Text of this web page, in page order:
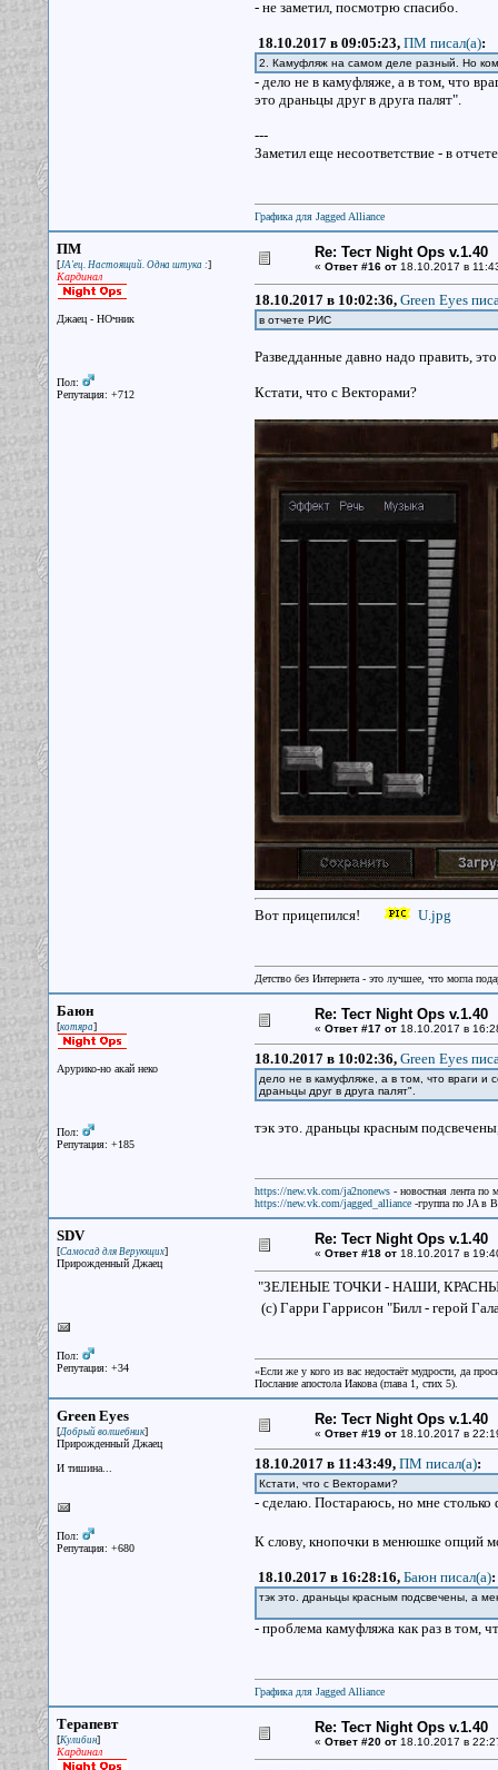
- не заметил, посмотрю спасибо.
18.10.2017 в 09:05:23, ПМ писал(a):
2. Камуфляж на самом деле разный. Но
- дело не в камуфляже, а в том, что
это драньцы друг в друга палят".
---
Заметил еще несоответствие - в
Графика для Jagged Alliance
ПМ
[JA'ец. Настоящий. Одна штука :]
Кардинал
Джаец - НОчник
Пол:
Репутация: +712
Re: Тест Night Ops v.1.40
« Ответ #16 от18.10.2017 в
18.10.2017 в 10:02:36, Green Eyes
в отчете РИС
Разведданные давно надо править,
Кстати, что с Векторами?
Вот прицепился! U.jpg
Детство без Интернета - это лучшее, что могла
Баюн
[котяра]
Арурико-но акай неко
Пол:
Репутация: +185
Re: Тест Night Ops v.1.40
« Ответ #17 от18.10.2017 в
18.10.2017 в 10:02:36, Green Eyes
дело не в камуфляже, а в том, что враги и
драньцы друг в друга палят".
тэк это. драньцы красным
https://new.vk.com/ja2nonews- новостная лента по
https://new.vk.com/jagged_alliance-группа по JA в
SDV
[Самосад для Верующих]
Прирожденный Джаец
Пол:
Репутация: +34
Re: Тест Night Ops v.1.40
« Ответ #18 от18.10.2017 в
"ЗЕЛЕНЫЕ ТОЧКИ - НАШИ,
(с) Гарри Гаррисон "Билл - герой
«Если же у кого из вас недостаёт мудрости, да
Послание апостола Иакова (глава 1, стих 5).
Green Eyes
[Добрый волшебник]
Прирожденный Джаец
И тишина...
Пол:
Репутация: +680
Re: Тест Night Ops v.1.40
« Ответ #19 от18.10.2017 в
18.10.2017 в 11:43:49, ПМ писал(a):
Кстати, что с Векторами?
- сделаю. Постараюсь, но мне столько
К слову, кнопочки в менюшке опций
18.10.2017 в 16:28:16, Баюн писал(a):
тэк это. драньцы красным подсвечены, а
- проблема камуфляжа как раз в том,
Графика для Jagged Alliance
Терапевт
[Кулибин]
Кардинал
Re: Тест Night Ops v.1.40
« Ответ #20 от18.10.2017 в